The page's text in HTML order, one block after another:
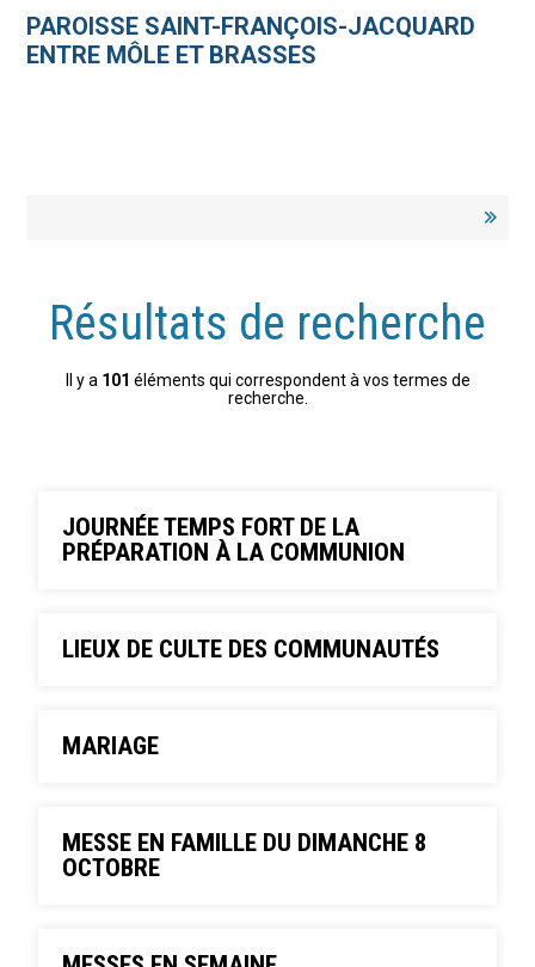
contenu.
personnelsPAROISSE SAINT-FRANÇOIS-JACQUARD
ENTRE MÔLE ET BRASSES
Résultats de recherche
Il y a 101 éléments qui correspondent à vos termes de
recherche.
JOURNÉE TEMPS FORT DE LA
PRÉPARATION À LA COMMUNION
LIEUX DE CULTE DES COMMUNAUTÉS
MARIAGE
MESSE EN FAMILLE DU DIMANCHE 8
OCTOBRE